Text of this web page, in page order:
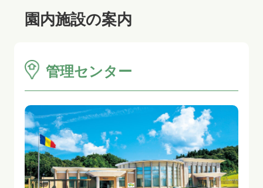
園内施設の案内
管理センター